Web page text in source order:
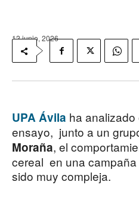
12 junio, 2026
UPA Ávila ha
ensayo, junto a un
Moraña, el
cereal en una
sido muy compleja.